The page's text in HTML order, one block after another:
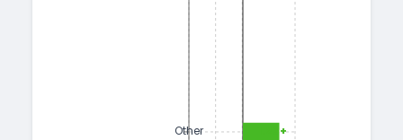
Other +1.23